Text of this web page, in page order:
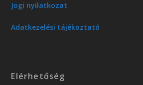
Jogi nyilatkozat
Adatkezelési tájékoztató
Elérhetőség